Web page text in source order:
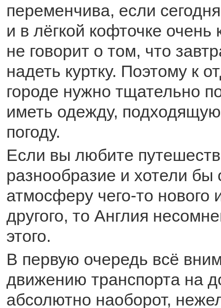
переменчива, если
и в лёгкой кофточке
не говорит о том, что
надеть куртку. Поэтому к
городе нужно тщательно
иметь одежду,
погоду.
Если вы любите
разнообразие и хотели бы
атмосферу чего-то нового
другого, то Англия
этого.
В первую очередь всё
движению транспорта на
абсолютно наоборот,